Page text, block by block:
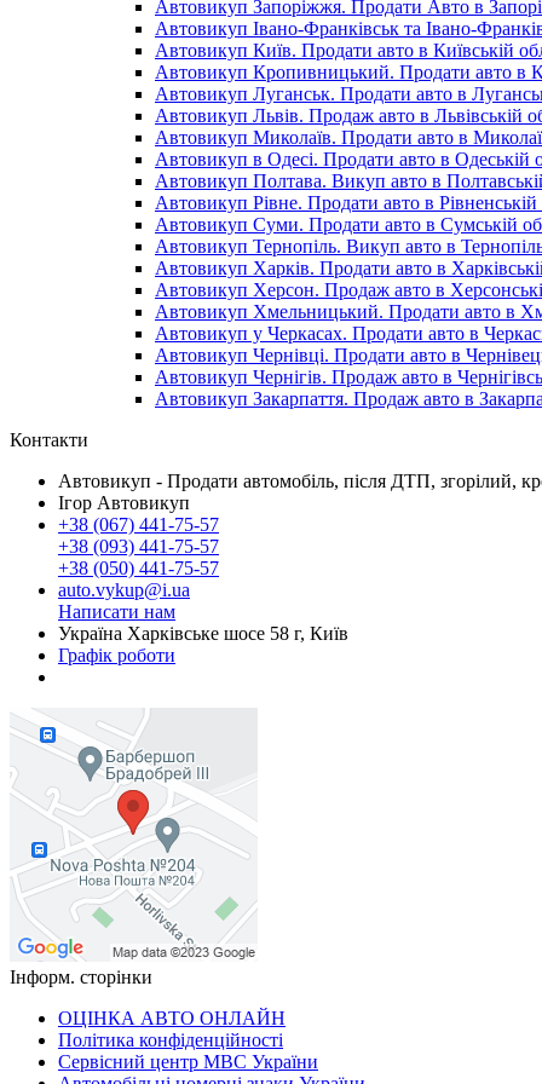
Автовикуп Запоріжжя. Продати Авто в
Автовикуп Івано-Франківськ та Івано-
Автовикуп Київ. Продати авто в Київській
Автовикуп Кропивницький. Продати авто в
Автовикуп Луганськ. Продати авто в
Автовикуп Львів. Продаж авто в Львівській
Автовикуп Миколаїв. Продати авто в
Автовикуп в Одесі. Продати авто в Одеській
Автовикуп Полтава. Викуп авто в
Автовикуп Рівне. Продати авто в Рівненській
Автовикуп Суми. Продати авто в Сумській
Автовикуп Тернопіль. Викуп авто в
Автовикуп Харків. Продати авто в
Автовикуп Херсон. Продаж авто в
Автовикуп Хмельницький. Продати авто в
Автовикуп у Черкасах. Продати авто в
Автовикуп Чернівці. Продати авто в
Автовикуп Чернігів. Продаж авто в
Автовикуп Закарпаття. Продаж авто в
Контакти
Автовикуп - Продати автомобіль, після ДТП, згорілий,
Ігор Автовикуп
+38 (067) 441-75-57
+38 (093) 441-75-57
+38 (050) 441-75-57
auto.vykup@i.ua
Написати нам
Україна Харківське шосе 58 г, Київ
Графік роботи
Інформ. сторінки
ОЦІНКА АВТО ОНЛАЙН
Політика конфіденційності
Сервісний центр МВС України